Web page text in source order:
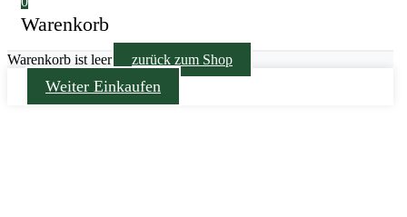
Warenkorb
Warenkorb ist leer zurück zum Shop
Weiter Einkaufen